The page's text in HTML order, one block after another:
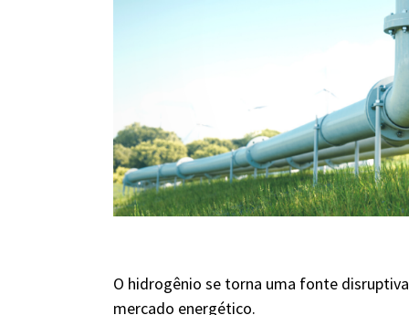
O hidrogênio se torna uma fonte
mercado energético.